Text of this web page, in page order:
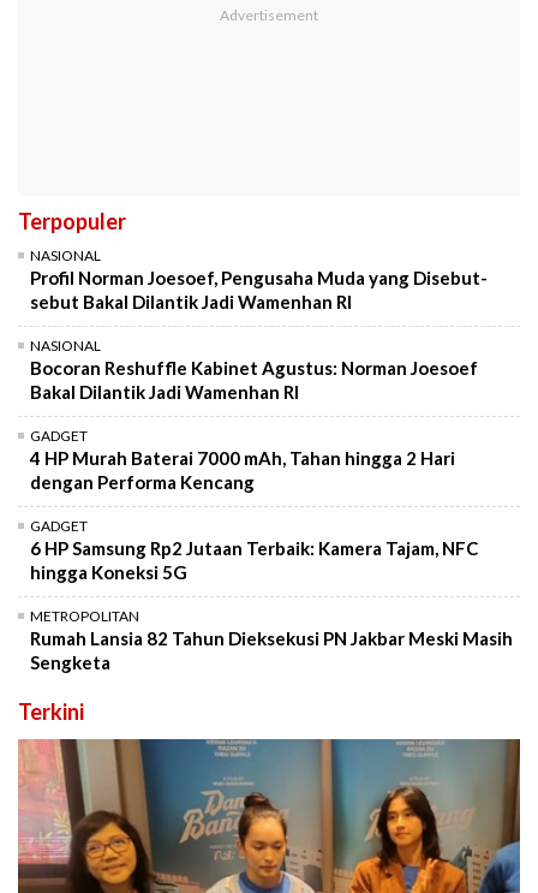
Terpopuler
NASIONAL
Profil Norman Joesoef, Pengusaha Muda yang Disebut-
sebut Bakal Dilantik Jadi Wamenhan RI
NASIONAL
Bocoran Reshuffle Kabinet Agustus: Norman Joesoef
Bakal Dilantik Jadi Wamenhan RI
GADGET
4 HP Murah Baterai 7000 mAh, Tahan hingga 2 Hari
dengan Performa Kencang
GADGET
6 HP Samsung Rp2 Jutaan Terbaik: Kamera Tajam, NFC
hingga Koneksi 5G
METROPOLITAN
Rumah Lansia 82 Tahun Dieksekusi PN Jakbar Meski Masih
Sengketa
Terkini